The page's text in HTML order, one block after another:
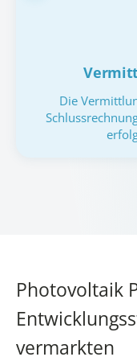
Die
Photovoltaik
vermarkten